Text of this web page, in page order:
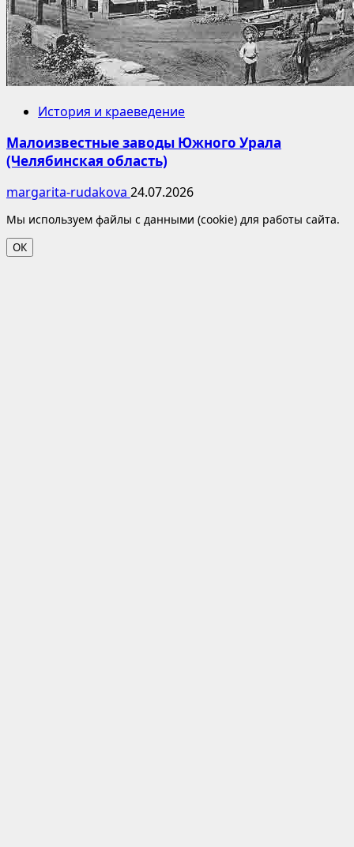
История и краеведение
Малоизвестные заводы Южного Урала
(Челябинская область)
margarita-rudakova 24.07.2026
Мы используем файлы с данными (cookie) для работы сайта.
ОК